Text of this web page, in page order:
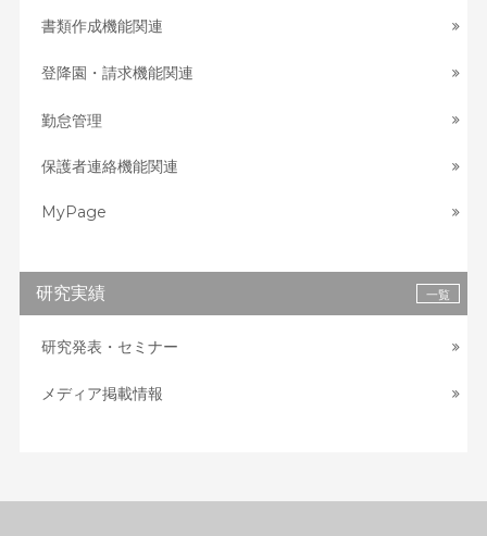
書類作成機能関連
登降園・請求機能関連
勤怠管理
保護者連絡機能関連
MyPage
研究実績 一覧
研究発表・セミナー
メディア掲載情報